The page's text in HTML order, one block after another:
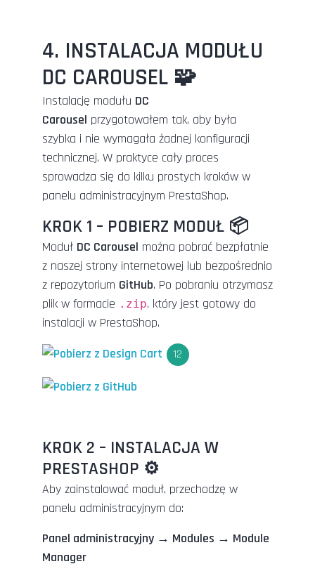
4. INSTALACJA MODUŁU
DC CAROUSEL 🧩
Instalację modułu DC
Carousel przygotowałem tak, aby była
szybka i nie wymagała żadnej konfiguracji
technicznej. W praktyce cały proces
sprowadza się do kilku prostych kroków w
panelu administracyjnym PrestaShop.
KROK 1 – POBIERZ MODUŁ 📦
Moduł DC Carousel można pobrać bezpłatnie
z naszej strony internetowej lub bezpośrednio
z repozytorium GitHub. Po pobraniu otrzymasz
plik w formacie .zip, który jest gotowy do
instalacji w PrestaShop.
12
KROK 2 – INSTALACJA W
PRESTASHOP ⚙️
Aby zainstalować moduł, przechodzę w
panelu administracyjnym do:
Panel administracyjny → Modules → Module
Manager